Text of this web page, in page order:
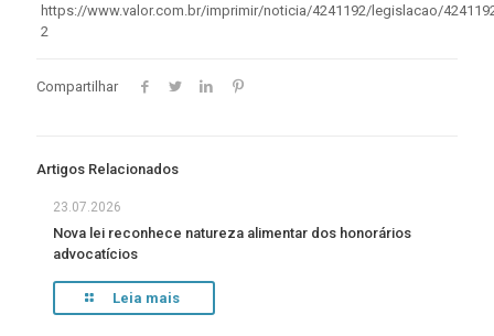
https://www.valor.com.br/imprimir/noticia/4241192/legislacao/
2
Compartilhar
Artigos Relacionados
23.07.2026
Nova lei reconhece natureza alimentar dos honorários
advocatícios
Leia mais